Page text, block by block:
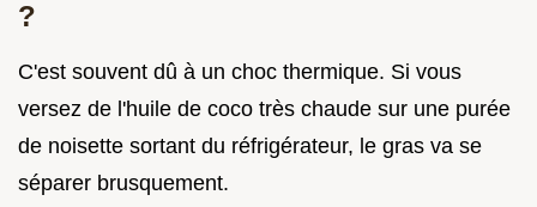
?
C'est souvent dû à un choc thermique. Si vous
versez de l'huile de coco très chaude sur une purée
de noisette sortant du réfrigérateur, le gras va se
séparer brusquement.